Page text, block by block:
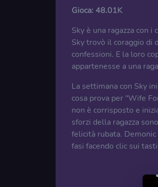
Gioca: 48.01K
Sky è una ragazza con
Sky trovò il coraggio di
confessioni. E la loro
appartenesse a una
La settimana con Sky
cosa prova per "Wife
non è corrisposto e
sforzi della ragazza
felicità rubata.
fasi facendo clic sui